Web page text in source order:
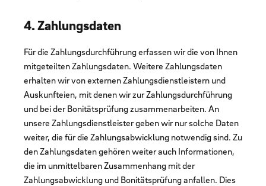
4. Zahlungsdaten
Für die Zahlungsdurchführung erfassen wir die von Ihnen
mitgeteilten Zahlungsdaten. Weitere Zahlungsdaten
erhalten wir von externen Zahlungsdienstleistern und
Auskunfteien, mit denen wir zur Zahlungsdurchführung
und bei der Bonitätsprüfung zusammenarbeiten. An
unsere Zahlungsdienstleister geben wir nur solche Daten
weiter, die für die Zahlungsabwicklung notwendig sind. Zu
den Zahlungsdaten gehören weiter auch Informationen,
die im unmittelbaren Zusammenhang mit der
Zahlungsabwicklung und Bonitätsprüfung anfallen. Dies